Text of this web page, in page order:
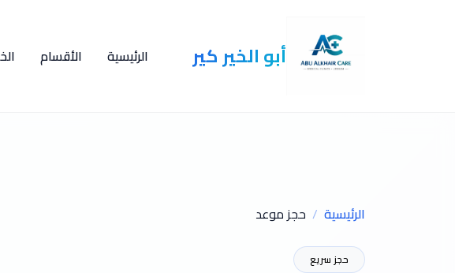
أبو الخير كير الرئيسية الأقسام
الرئيسية حجز موعد
حجز سريع